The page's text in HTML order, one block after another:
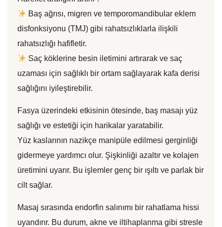
Baş ağrısı, migren ve temporomandibular eklem
disfonksiyonu (TMJ) gibi rahatsızlıklarla ilişkili
rahatsızlığı hafifletir.
Saç köklerine besin iletimini artırarak ve saç
uzaması için sağlıklı bir ortam sağlayarak kafa derisi
sağlığını iyileştirebilir.
Fasya üzerindeki etkisinin ötesinde, baş masajı yüz
sağlığı ve estetiği için harikalar yaratabilir.
Yüz kaslarının nazikçe manipüle edilmesi gerginliği
gidermeye yardımcı olur. Şişkinliği azaltır ve kolajen
üretimini uyarır. Bu işlemler genç bir ışıltı ve parlak bir
cilt sağlar.
Masaj sırasında endorfin salınımı bir rahatlama hissi
uyandırır. Bu durum, akne ve iltihaplanma gibi stresle